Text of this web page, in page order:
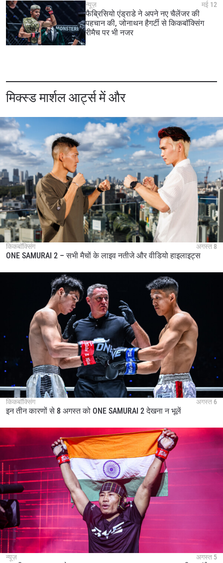
न्यूज़ मई 12
फैब्रिसियो एंड्राडे ने अपने नए चैलेंजर की
पहचान की, जोनाथन हैगर्टी से किकबॉक्सिंग
रीमैच पर भी नजर
मिक्स्ड मार्शल आर्ट्स में और
किकबॉक्सिंग अगस्त 8
ONE SAMURAI 2 – सभी मैचों के लाइव नतीजे और वीडियो हाइलाइट्स
किकबॉक्सिंग अगस्त 6
इन तीन कारणों से 8 अगस्त को ONE SAMURAI 2 देखना न भूलें
न्यूज़ अगस्त 5